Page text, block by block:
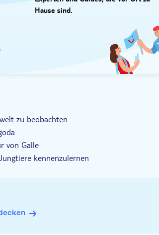
Hause sind.
zu beobachten
von Galle
kennenzulernen